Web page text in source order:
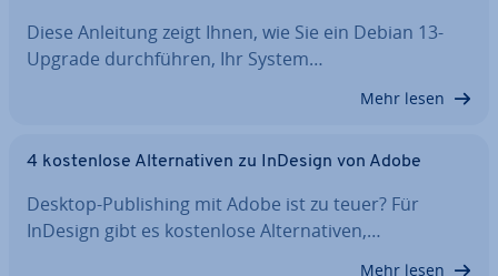
Diese Anleitung zeigt Ihnen, wie Sie ein Debian 13-
Upgrade durch­füh­ren, Ihr System…
Mehr lesen
4 kos­ten­lo­se Al­ter­na­ti­ven zu InDesign von Adobe
Desktop-Pu­bli­shing mit Adobe ist zu teuer? Für
InDesign gibt es kos­ten­lo­se Al­ter­na­ti­ven,…
Mehr lesen